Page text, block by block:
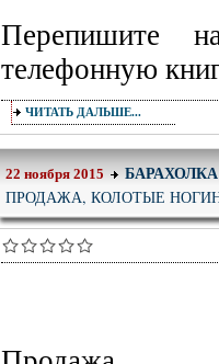
Перепишите
телефонную
ЧИТАТЬ ДАЛЬШЕ...
22 ноября 2015 БАРАХОЛКА
ПРОДАЖА, КОЛОТЫЕ